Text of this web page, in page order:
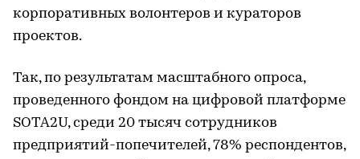
корпоративных волонтеров и кураторов
проектов.
Так, по результатам масштабного опроса,
проведенного фондом на цифровой платформе
SOTA2U, среди 20 тысяч сотрудников
предприятий-попечителей, 78% респондентов,